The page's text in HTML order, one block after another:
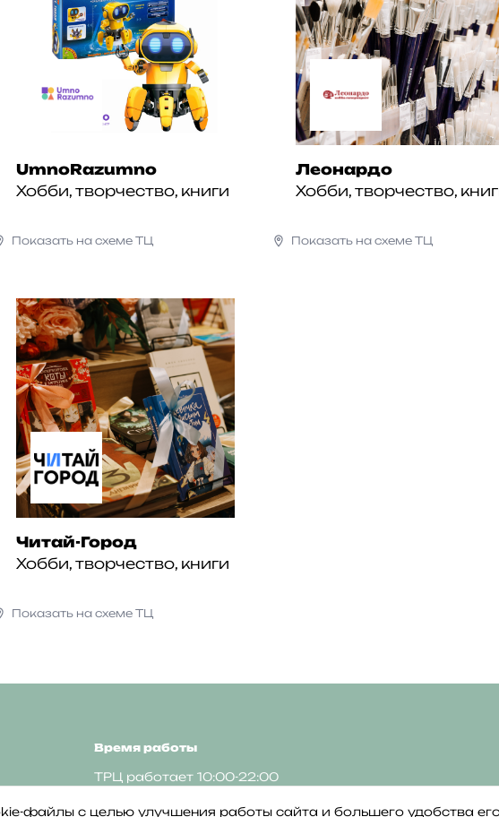
UmnoRazumno
Хобби, творчество, книги
Показать на схеме ТЦ
Леонардо
Хобби, творчество,
Показать на схеме ТЦ
Читай-Город
Хобби, творчество, книги
Показать на схеме ТЦ
Время работы
ТРЦ работает 10:00-22:00
файлы с целью улучшения работы сайта и большего удобства